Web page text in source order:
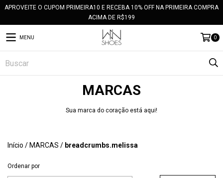
APROVEITE O CUPOM PRIMEIRA10 E RECEBA 10% OFF NA PRIMEIRA COMPRA
ACIMA DE R$199
MENU 0
MARCAS
Sua marca do coração está aqui!
Início / MARCAS / breadcrumbs.melissa
Ordenar por